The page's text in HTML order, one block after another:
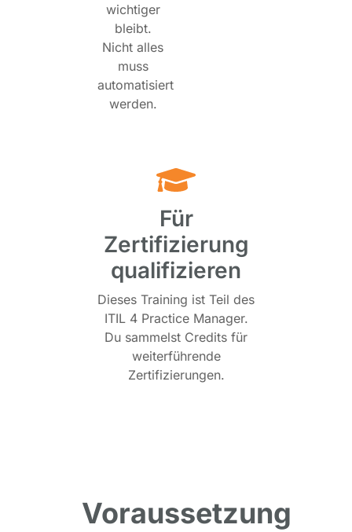
wichtiger
bleibt.
Nicht alles
muss
automatisiert
werden.
Für
Zertifizierung
qualifizieren
Dieses Training ist Teil des
ITIL 4 Practice Manager.
Du sammelst Credits für
weiterführende
Zertifizierungen.
Voraussetzung